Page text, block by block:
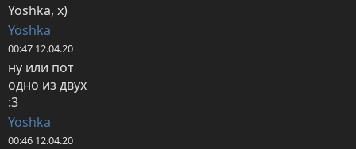
Yoshka, х)
Yoshka
00:47 12.04.20
ну или пот
одно из двух
:3
Yoshka
00:46 12.04.20